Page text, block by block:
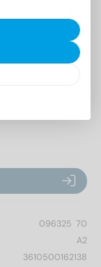
096325  70
A2
3610500162138